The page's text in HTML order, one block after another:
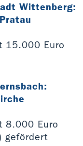
Wittenberg:
15.000 Euro
8.000 Euro
gefördert